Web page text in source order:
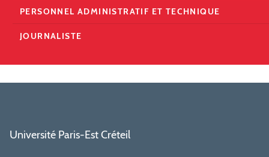
PERSONNEL ADMINISTRATIF ET TECHNIQUE
JOURNALISTE
Université Paris-Est Créteil